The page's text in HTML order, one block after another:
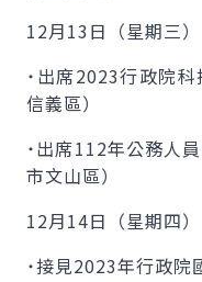
12月13日（星期三）
˙出席2023行政院
信義區）
˙出席112年公務人
市文山區）
12月14日（星期四）
˙接見2023年行政院